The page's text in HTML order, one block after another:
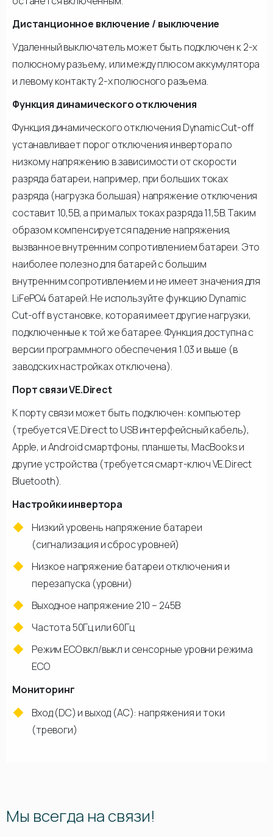
Дистанционное включение / выключение
Удаленный выключатель может быть подключен к 2-х
полюсному разъему, или между плюсом аккумулятора
и левому контакту 2-х полюсного разъема.
Функция динамического отключения
Функция динамического отключения Dynamic Cut-off
устанавливает порог отключения инвертора по
низкому напряжению в зависимости от скорости
разряда батареи, например, при больших токах
разряда (нагрузка большая) напряжение отключения
составит 10,5В, а при малых токах разряда 11,5В. Таким
образом компенсируется падение напряжения,
вызванное внутренним сопротивлением батареи. Это
наиболее полезно для батарей с большим
внутренним сопротивлением и не имеет значения для
LiFePO4 батарей. Не используйте функцию Dynamic
Cut-off в установке, которая имеет другие нагрузки,
подключенные к той же батарее. Функция доступна с
версии программного обеспечения 1.03 и выше (в
заводских настройках отключена).
Порт связи VE.Direct
К порту связи может быть подключен: компьютер
(требуется VE.Direct to USB интерфейсный кабель),
Apple, и Android смартфоны, планшеты, MacBooks и
другие устройства (требуется смарт-ключ VE.Direct
Bluetooth).
Настройки инвертора
Низкий уровень напряжение батареи
(сигнализация и сброс уровней)
Низкое напряжение батареи отключения и
перезапуска (уровни)
Выходное напряжение 210 – 245В
Частота 50Гц или 60Гц
Режим ECO вкл/выкл и сенсорные уровни режима
ECO
Мониторинг
Вход (DC) и выход (AC): напряжения и токи
(тревоги)
Мы всегда на связи!